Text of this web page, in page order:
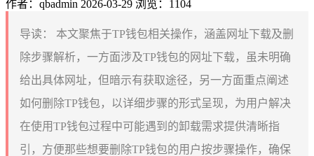
作者：qbadmin 2026-03-29 浏览：1104
导读：
本文聚焦于TP钱包相关操作，涵盖网址下载及删
除步骤解析，一方面涉及TP钱包的网址下载，虽未明确
给出具体网址，但暗示有获取途径，另一方面重点阐述
如何删除TP钱包，以详细步骤的形式呈现，为用户解决
在使用TP钱包过程中可能遇到的卸载需求提供清晰指
引，方便那些想要删除TP钱包的用户按步骤操作，确保